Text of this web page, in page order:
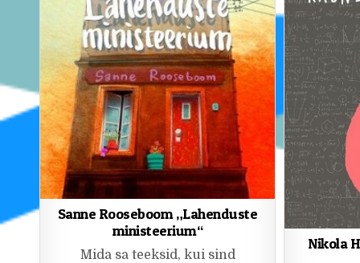
Sanne Rooseboom „Lahenduste
ministeerium“
Mida sa teeksid, kui sind
Nikola